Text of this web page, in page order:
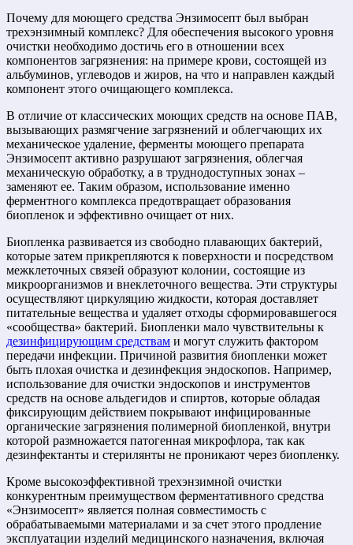
Почему для моющего средства Энзимосепт был выбран
трехэнзимный комплекс? Для обеспечения высокого уровня
очистки необходимо достичь его в отношении всех
компонентов загрязнения: на примере крови, состоящей из
альбуминов, углеводов и жиров, на что и направлен каждый
компонент этого очищающего комплекса.
В отличие от классических моющих средств на основе ПАВ,
вызывающих размягчение загрязнений и облегчающих их
механическое удаление, ферменты моющего препарата
Энзимосепт активно разрушают загрязнения, облегчая
механическую обработку, а в труднодоступных зонах –
заменяют ее. Таким образом, использование именно
ферментного комплекса предотвращает образования
биопленок и эффективно очищает от них.
Биопленка развивается из свободно плавающих бактерий,
которые затем прикрепляются к поверхности и посредством
межклеточных связей образуют колонии, состоящие из
микроорганизмов и внеклеточного вещества. Эти структуры
осуществляют циркуляцию жидкости, которая доставляет
питательные вещества и удаляет отходы сформировавшегося
«сообщества» бактерий. Биопленки мало чувствительны к
дезинфицирующим средствам и могут служить фактором
передачи инфекции. Причиной развития биопленки может
быть плохая очистка и дезинфекция эндоскопов. Например,
использование для очистки эндоскопов и инструментов
средств на основе альдегидов и спиртов, которые обладая
фиксирующим действием покрывают инфицированные
органические загрязнения полимерной биопленкой, внутри
которой размножается патогенная микрофлора, так как
дезинфектанты и стерилянты не проникают через биопленку.
Кроме высокоэффективной трехэнзимной очистки
конкурентным преимуществом ферментативного средства
«Энзимосепт» является полная совместимость с
обрабатываемыми материалами и за счет этого продление
эксплуатации изделий медицинского назначения, включая